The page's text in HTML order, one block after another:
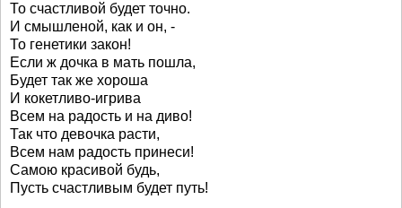
То счастливой будет точно.
И смышленой, как и он, -
То генетики закон!
Если ж дочка в мать пошла,
Будет так же хороша
И кокетливо-игрива
Всем на радость и на диво!
Так что девочка расти,
Всем нам радость принеси!
Самою красивой будь,
Пусть счастливым будет путь!